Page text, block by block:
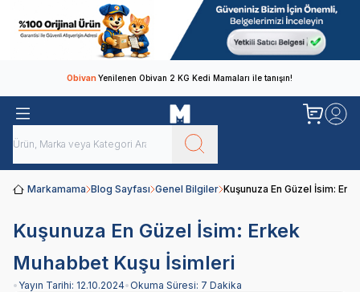
ObivanYenilenen Obivan 2 KG Kedi Mamaları ile tanışın!
Markamama Blog Sayfası Genel Bilgiler Kuşunuza En Güzel İsim:
Kuşunuza En Güzel İsim: Erkek
Muhabbet Kuşu İsimleri
• Yayın Tarihi: 12.10.2024•Okuma Süresi: 7 Dakika